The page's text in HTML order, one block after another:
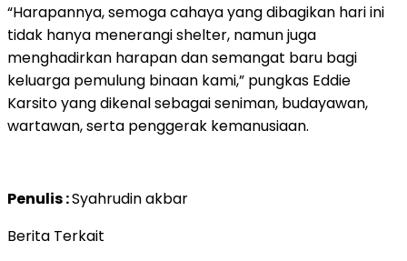
“Harapannya, semoga cahaya yang dibagikan hari ini
tidak hanya menerangi shelter, namun juga
menghadirkan harapan dan semangat baru bagi
keluarga pemulung binaan kami,” pungkas Eddie
Karsito yang dikenal sebagai seniman, budayawan,
wartawan, serta penggerak kemanusiaan.
Penulis :Syahrudin akbar
Berita Terkait